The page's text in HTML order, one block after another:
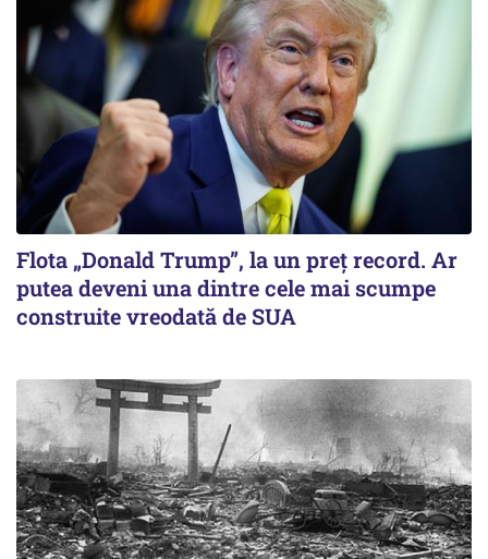
Flota „Donald Trump”, la un preț record. Ar
putea deveni una dintre cele mai scumpe
construite vreodată de SUA